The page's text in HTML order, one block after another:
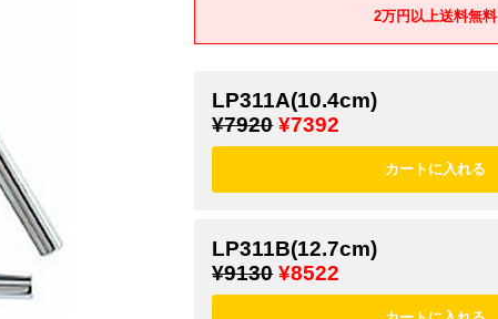
2万円以上送料無料
LP311A(10.4cm)
¥7920 ¥7392
LP311B(12.7cm)
¥9130 ¥8522